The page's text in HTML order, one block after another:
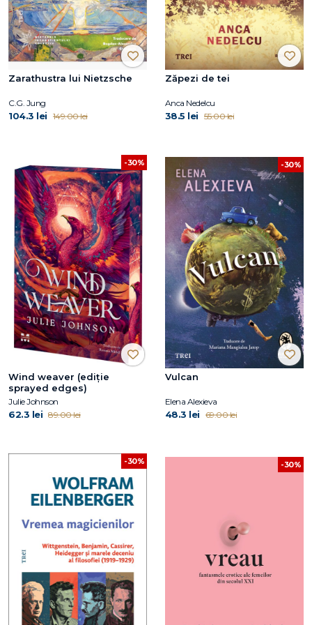
Zarathustra lui Nietzsche
C.G. Jung
104.3 lei 149.00 lei
Zăpezi de tei
Anca Nedelcu
38.5 lei 55.00 lei
-30%
Wind weaver (ediție
sprayed edges)
Julie Johnson
62.3 lei 89.00 lei
-30%
Vulcan
Elena Alexieva
48.3 lei 69.00 lei
-30% -30%